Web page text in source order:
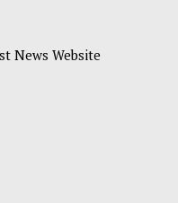
News Website